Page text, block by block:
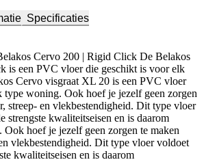
Specificaties
Cervo 200 | Rigid Click De Belakos
is een PVC vloer die geschikt is voor elk
Cervo visgraat XL 20 is een PVC vloer
type woning. Ook hoef je jezelf geen zorgen
streep- en vlekbestendigheid. Dit type vloer
strengste kwaliteitseisen en is daarom
hoef je jezelf geen zorgen te maken
vlekbestendigheid. Dit type vloer voldoet
kwaliteitseisen en is daarom